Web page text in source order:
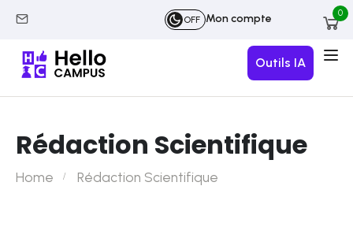
OFF Mon compte 0
Outils IA
Rédaction Scientifique
Home Rédaction Scientifique